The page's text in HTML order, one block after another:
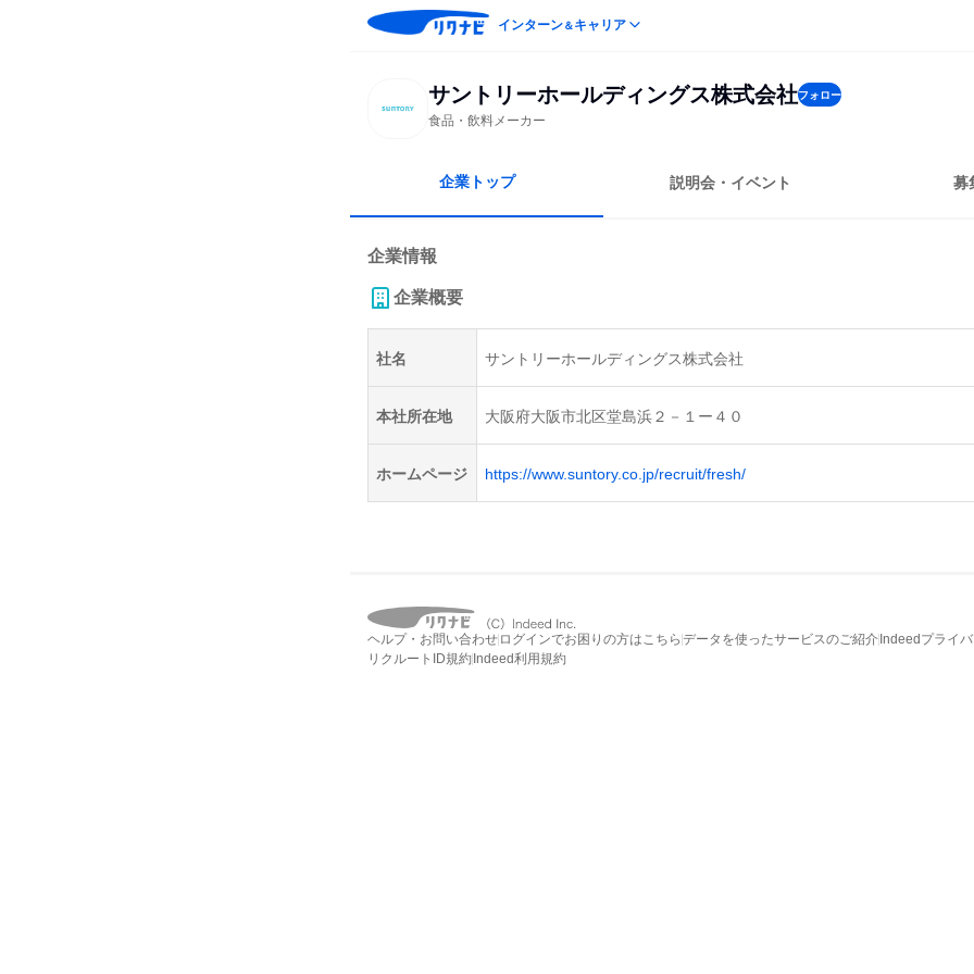
インターン＆キャリア
サントリーホールディングス株式会社フォロー
食品・飲料メーカー
企業トップ 説明会・イベント 募
企業情報
企業概要
社名 サントリーホールディングス株式会社
本社所在地 大阪府大阪市北区堂島浜２－１ー４０
ホームページ https://www.suntory.co.jp/recruit/fresh/
ヘルプ・お問い合わせ ログインでお困りの方はこちら データを使ったサービスのご紹介 Indeedプライ
リクルートID規約 Indeed利用規約